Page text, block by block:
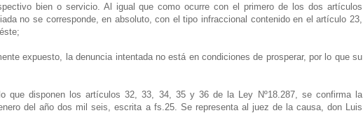
bien o servicio. Al igual que como ocurre con el primero de los dos artículos
no se corresponde, en absoluto, con el tipo infraccional contenido en el artículo 23,
expuesto, la denuncia intentada no está en condiciones de prosperar, por lo que su
que disponen los artículos 32, 33, 34, 35 y 36 de la Ley Nº18.287, se confirma la
del año dos mil seis, escrita a fs.25. Se representa al juez de la causa, don Luis